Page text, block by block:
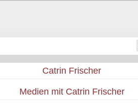
Catrin Frischer
Medien mit Catrin Frischer